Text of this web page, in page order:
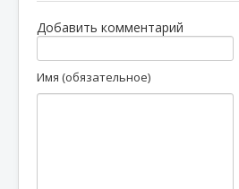
Добавить комментарий
Имя (обязательное)